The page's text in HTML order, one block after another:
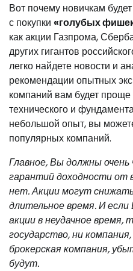
Вот почему новичкам
с покупки «голубых
как акции Газпрома,
других гигантов
легко найдете новости и
рекомендации опытных
компаний вам будет
технического и
небольшой опыт, вы
популярных компаний.
Главное, Вы должны
гарантий доходности от
нет. Акции могут
длительное время. И
акции в неудачное
государство, ни
брокерская компания,
будут.